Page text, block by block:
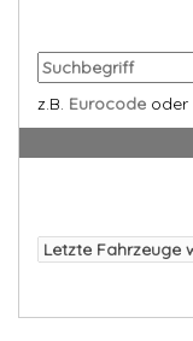
z.B. Eurocode oder